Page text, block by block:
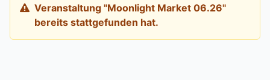
Veranstaltung "Moonlight Market 06.26"
bereits stattgefunden hat.